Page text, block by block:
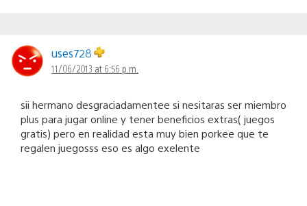
uses728
11/06/2013 at 6:56 p.m.
sii hermano desgraciadamentee si nesitaras ser miembro
plus para jugar online y tener beneficios extras( juegos
gratis) pero en realidad esta muy bien porkee que te
regalen juegosss eso es algo exelente